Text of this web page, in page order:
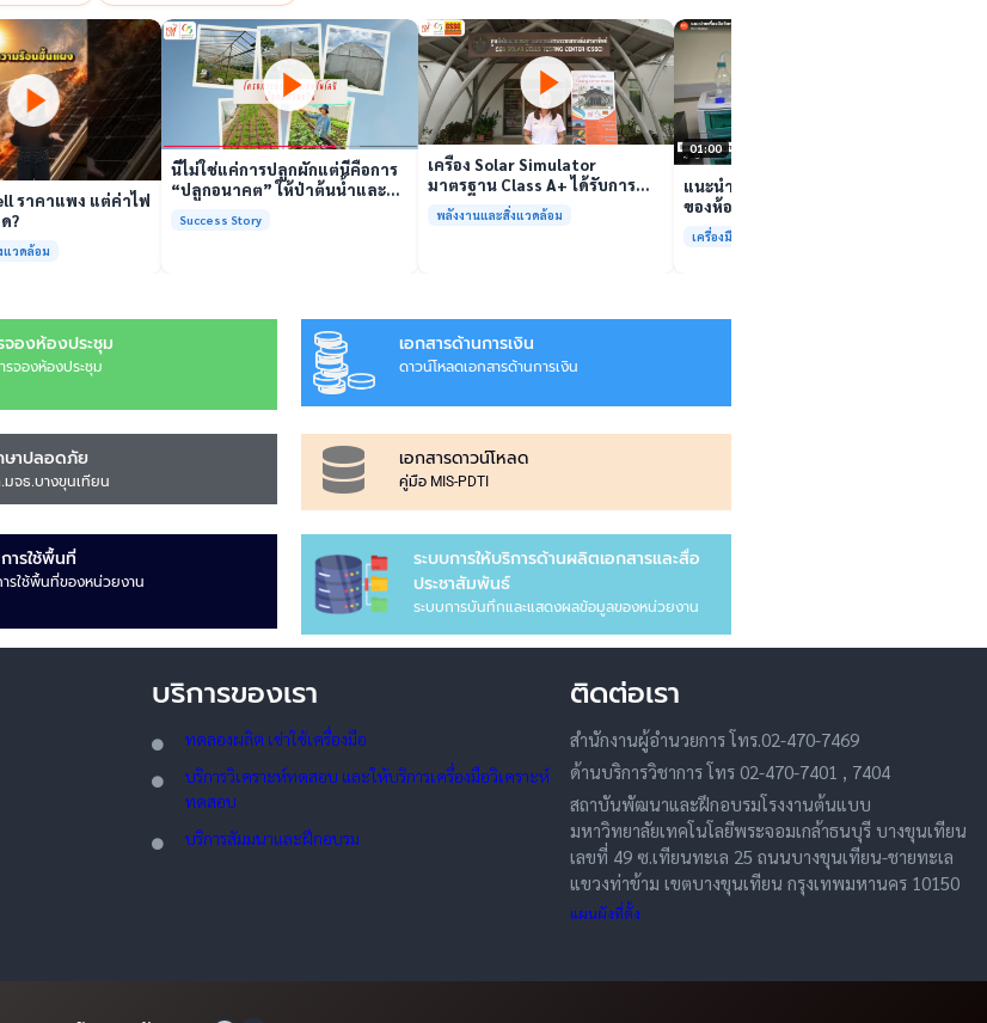
เล่นวิดีโอ
ราคาแพง แต่ค่าไฟ
?
แวดล้อม
เล่นวิดีโอ
นี่ไม่ใช่แค่การปลูกผักแต่นี่คือการ
“ปลูกอนาคต” ให้ป่าต้นน้ำและ
Success Story
เล่นวิดีโอ
เครื่อง Solar Simulator
มาตรฐาน Class A+ ได้รับการ
รับรองมาตรฐาน ISO/IEC17025
พร้อมให้บริการแล้ว
พลังงานและสิ่งแวดล้อม
01:00
แนะนำเครื่องมือวิเคราะห์ทดสอบ
ของห้องปฏิบัติการกลางเพื่อการ
วิเคราะห์กระบวนการและสิ่ง
แวดล้อม สรบ.มจธ.
เครื่องมือและการวิเคราะห์ทดสอบ
จองห้องประชุม
รจองห้องประชุม
เอกสารด้านการเงิน
ดาวน์โหลดเอกสารด้านการเงิน
ษาปลอดภัย
จธ.บางขุนเทียน
เอกสารดาวน์โหลด
คู่มือ MIS-PDTI
ารใช้พื้นที่
รใช้พื้นที่ของหน่วยงาน
ระบบการให้บริการด้านผลิตเอกสารและสื่อ
ประชาสัมพันธ์
ระบบการบันทึกและแสดงผลข้อมูลของหน่วยงาน
บริการของเรา
ทดลองผลิต เช่าใช้เครื่องมือ
บริการวิเคราะห์ทดสอบ และให้บริการเครื่องมือวิเคราะห์
ทดสอบ
บริการสัมมนาและฝึกอบรม
ติดต่อเรา
สำนักงานผู้อำนวยการ โทร.02-470-7469
ด้านบริการวิชาการ โทร 02-470-7401 , 7404
สถาบันพัฒนาและฝึกอบรมโรงงานต้นแบบ
มหาวิทยาลัยเทคโนโลยีพระจอมเกล้าธนบุรี บางขุนเทียน
เลขที่ 49 ซ.เทียนทะเล 25 ถนนบางขุนเทียน-ชายทะเล
แขวงท่าข้าม เขตบางขุนเทียน กรุงเทพมหานคร 10150
แผนผังที่ตั้ง